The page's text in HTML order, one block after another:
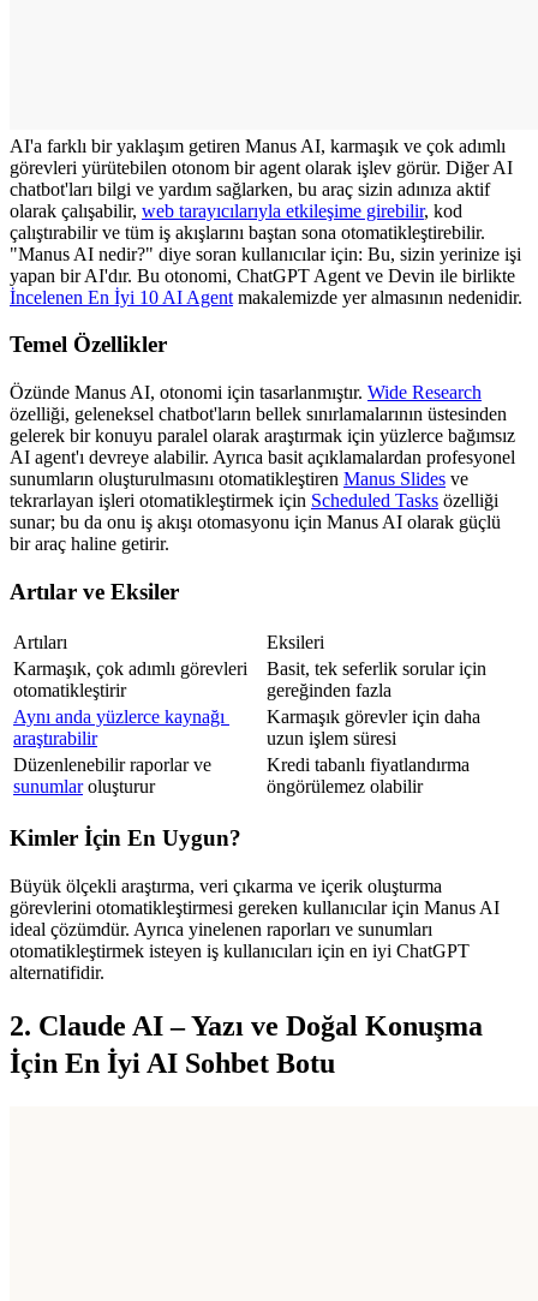
AI'a farklı bir yaklaşım getiren Manus AI, karmaşık ve çok adımlı
görevleri yürütebilen otonom bir agent olarak işlev görür. Diğer AI
chatbot'ları bilgi ve yardım sağlarken, bu araç sizin adınıza aktif
olarak çalışabilir, web tarayıcılarıyla etkileşime girebilir, kod
çalıştırabilir ve tüm iş akışlarını baştan sona otomatikleştirebilir.
"Manus AI nedir?" diye soran kullanıcılar için: Bu, sizin yerinize işi
yapan bir AI'dır. Bu otonomi, ChatGPT Agent ve Devin ile birlikte
İncelenen En İyi 10 AI Agent makalemizde yer almasının nedenidir.
Temel Özellikler
Özünde Manus AI, otonomi için tasarlanmıştır. Wide Research
özelliği, geleneksel chatbot'ların bellek sınırlamalarının üstesinden
gelerek bir konuyu paralel olarak araştırmak için yüzlerce bağımsız
AI agent'ı devreye alabilir. Ayrıca basit açıklamalardan profesyonel
sunumların oluşturulmasını otomatikleştiren Manus Slides ve
tekrarlayan işleri otomatikleştirmek için Scheduled Tasks özelliği
sunar; bu da onu iş akışı otomasyonu için Manus AI olarak güçlü
bir araç haline getirir.
Artılar ve Eksiler
Artıları
Eksileri
Karmaşık, çok adımlı görevleri
otomatikleştirir
Basit, tek seferlik sorular için
gereğinden fazla
Aynı anda yüzlerce kaynağı
araştırabilir
Karmaşık görevler için daha
uzun işlem süresi
Düzenlenebilir raporlar ve
sunumlar oluşturur
Kredi tabanlı fiyatlandırma
öngörülemez olabilir
Kimler İçin En Uygun?
Büyük ölçekli araştırma, veri çıkarma ve içerik oluşturma
görevlerini otomatikleştirmesi gereken kullanıcılar için Manus AI
ideal çözümdür. Ayrıca yinelenen raporları ve sunumları
otomatikleştirmek isteyen iş kullanıcıları için en iyi ChatGPT
alternatifidir.
2. Claude AI – Yazı ve Doğal Konuşma
İçin En İyi AI Sohbet Botu